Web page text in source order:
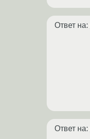
Ответ на:
Ответ на: